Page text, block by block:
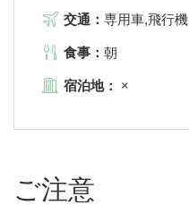
交通： 専用車,飛行機
食事： 朝
宿泊地： ×
ご注意